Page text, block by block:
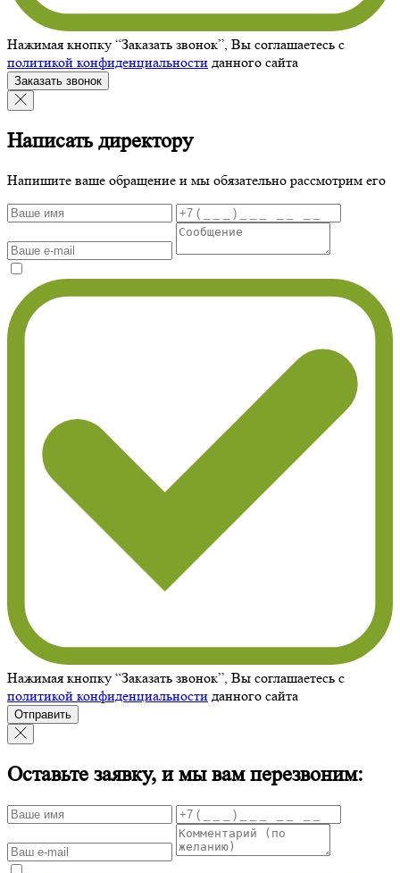
Нажимая кнопку “Заказать звонок”, Вы соглашаетесь с
политикой конфиденциальности данного сайта
Заказать звонок
Написать директору
Напишите ваше обращение и мы обязательно рассмотрим его
Нажимая кнопку “Заказать звонок”, Вы соглашаетесь с
политикой конфиденциальности данного сайта
Отправить
Оставьте заявку, и мы вам перезвоним: